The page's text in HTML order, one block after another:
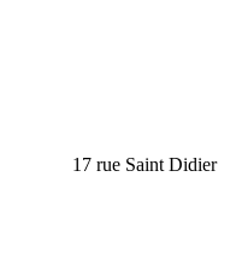
17 rue Saint Didier